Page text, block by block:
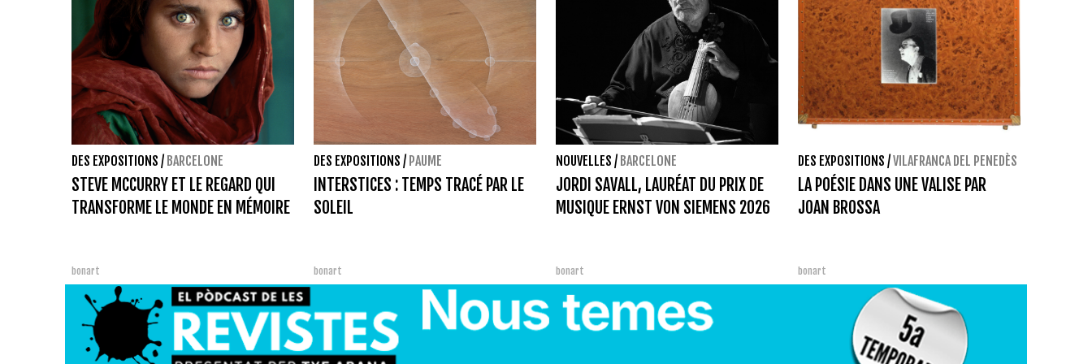
DES EXPOSITIONS / BARCELONE
STEVE MCCURRY ET LE REGARD QUI
TRANSFORME LE MONDE EN MÉMOIRE
bonart
DES EXPOSITIONS / PAUME
INTERSTICES : TEMPS TRACÉ PAR LE
SOLEIL
bonart
NOUVELLES / BARCELONE
JORDI SAVALL, LAURÉAT DU PRIX DE
MUSIQUE ERNST VON SIEMENS 2026
bonart
DES EXPOSITIONS /VILAFRANCA DEL PENEDÈS
LA POÉSIE DANS UNE VALISE PAR
JOAN BROSSA
bonart